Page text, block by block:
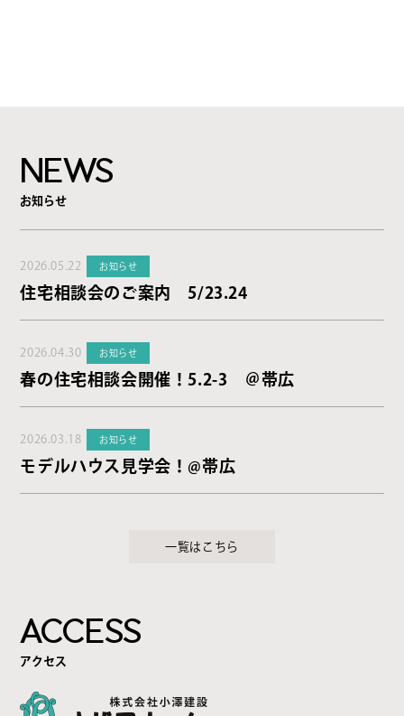
NEWS
お知らせ
2026.05.22 お知らせ
住宅相談会のご案内 5/23.24
2026.04.30 お知らせ
春の住宅相談会開催！5.2-3 ＠帯広
2026.03.18 お知らせ
モデルハウス見学会！@帯広
一覧はこちら
ACCESS
アクセス